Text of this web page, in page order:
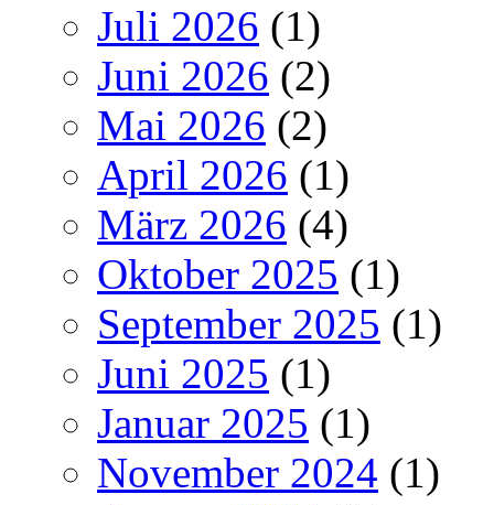
Juli 2026 (1)
Juni 2026 (2)
Mai 2026 (2)
April 2026 (1)
März 2026 (4)
Oktober 2025 (1)
September 2025 (1)
Juni 2025 (1)
Januar 2025 (1)
November 2024 (1)